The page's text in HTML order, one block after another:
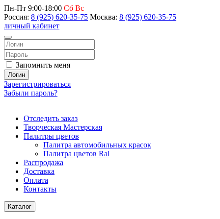
Пн-Пт 9:00-18:00 Сб Вс
Россия: 8 (925) 620-35-75 Москва: 8 (925) 620-35-75
личный кабинет
Запомнить меня
Логин
Зарегистрироваться
Забыли пароль?
Отследить заказ
Творческая Мастерская
Палитры цветов
Палитра автомобильных красок
Палитра цветов Ral
Распродажа
Доставка
Оплата
Контакты
Каталог